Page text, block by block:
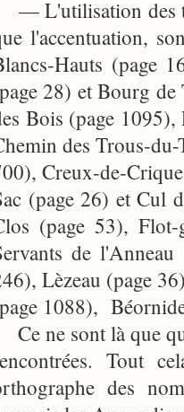
— L'utilisation des
l'accentuation,
Hauts (page
28) et Bourg
Bois (page 1095),
des Trous-
Creux-de-
(page 26) et Cul
(page 53),
de
Lèzeau (page
1088),
Ce ne sont là que
Tout
des